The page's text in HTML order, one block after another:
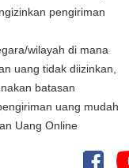
pengiriman
wilayah di mana
uang tidak diizinkan,
batasan
uang mudah
Uang Online